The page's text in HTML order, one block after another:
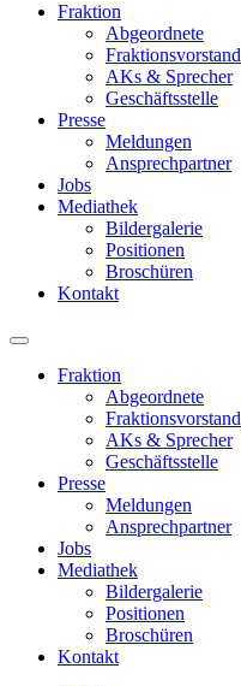
Fraktion
Abgeordnete
Fraktions­vorstand
AKs & Sprecher
Geschäftsstelle
Presse
Meldungen
Ansprechpartner
Jobs
Mediathek
Bildergalerie
Positionen
Broschüren
Kontakt
Fraktion
Abgeordnete
Fraktions­vorstand
AKs & Sprecher
Geschäftsstelle
Presse
Meldungen
Ansprechpartner
Jobs
Mediathek
Bildergalerie
Positionen
Broschüren
Kontakt